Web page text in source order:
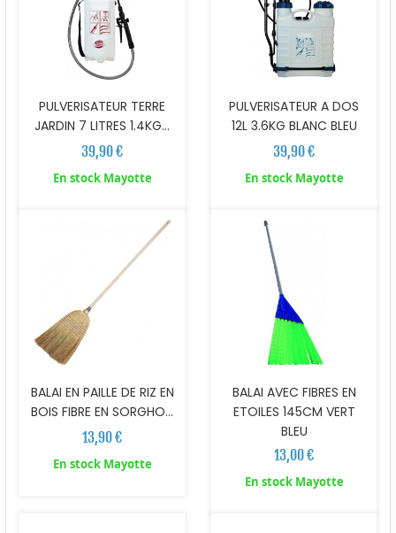
PULVERISATEUR TERRE
JARDIN 7 LITRES 1.4KG...
39,90 €
En stock Mayotte
PULVERISATEUR A DOS
12L 3.6KG BLANC BLEU
39,90 €
En stock Mayotte
BALAI EN PAILLE DE RIZ EN
BOIS FIBRE EN SORGHO...
13,90 €
En stock Mayotte
BALAI AVEC FIBRES EN
ETOILES 145CM VERT
BLEU
13,00 €
En stock Mayotte